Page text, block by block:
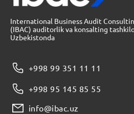
International Business Audit
(IBAC) auditorlik va konsalting
Uzbekistonda
+998 99 351 11 11
+998 95 145 85 55
info@ibac.uz